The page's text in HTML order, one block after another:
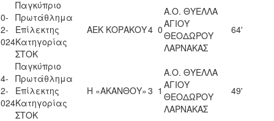
Παγκύπριο
Πρωτάθλημα
Επίλεκτης
Κατηγορίας
ΣΤΟΚ
ΑΕΚ ΚΟΡΑΚΟΥ4 0
Α.Ο. ΘΥΕΛΛΑ
ΑΓΙΟΥ
ΘΕΟΔΩΡΟΥ
ΛΑΡΝΑΚΑΣ
64'
Παγκύπριο
Πρωτάθλημα
Επίλεκτης
Κατηγορίας
ΣΤΟΚ
Η «ΑΚΑΝΘΟΥ»3 1
Α.Ο. ΘΥΕΛΛΑ
ΑΓΙΟΥ
ΘΕΟΔΩΡΟΥ
ΛΑΡΝΑΚΑΣ
49'